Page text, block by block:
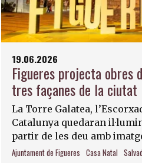
19.06.2026
Figueres projecta obres
tres façanes de la ciutat
La Torre Galatea,
Catalunya quedaran
partir de les deu amb
Ajuntament de Figueres Casa Natal